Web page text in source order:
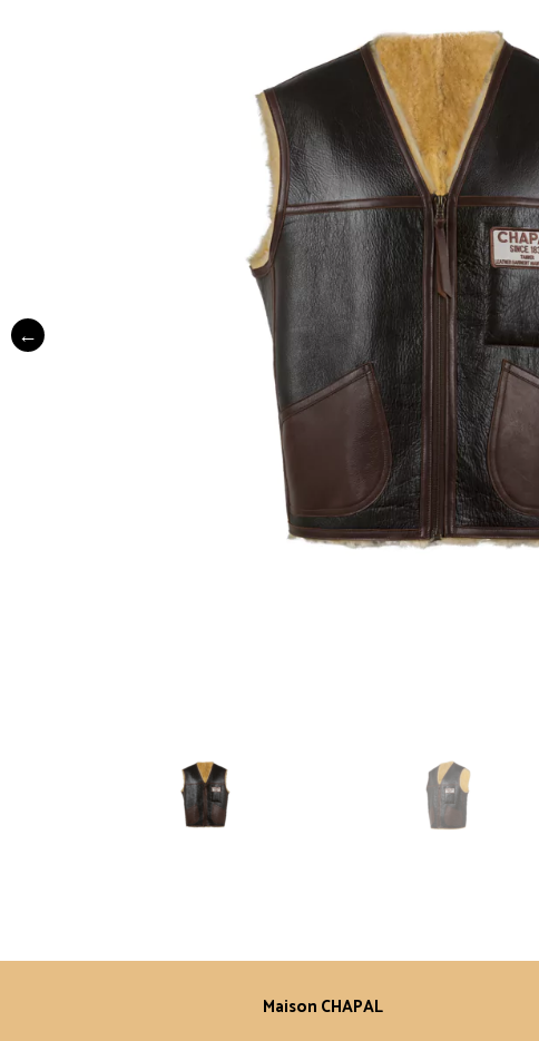
Maison CHAPAL